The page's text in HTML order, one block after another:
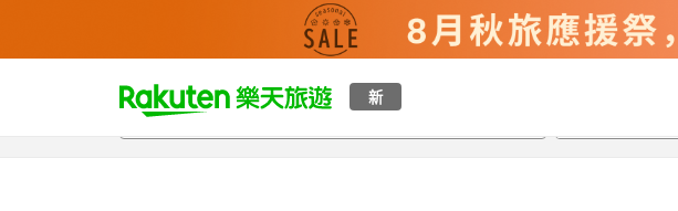
新
t
p
總覽客房與方案評語設施